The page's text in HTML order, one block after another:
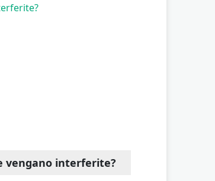
vengano interferite?